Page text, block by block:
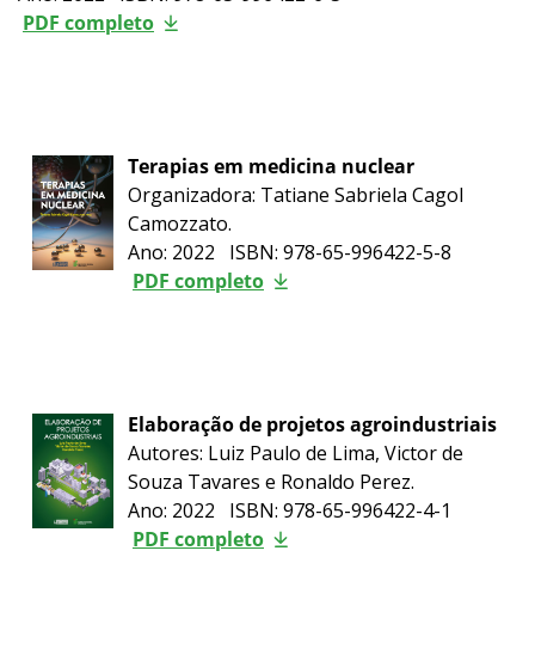
PDF completo
Terapias em medicina nuclear
Organizadora: Tatiane Sabriela Cagol
Camozzato.
Ano: 2022 ISBN: 978-65-996422-5-8
PDF completo
Elaboração de projetos agroindustriais
Autores: Luiz Paulo de Lima, Victor de
Souza Tavares e Ronaldo Perez.
Ano: 2022 ISBN: 978-65-996422-4-1
PDF completo